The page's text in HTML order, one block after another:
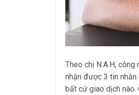
Theo chị N.A.H,
nhận được 3 tin
bất cứ giao dịch nào.